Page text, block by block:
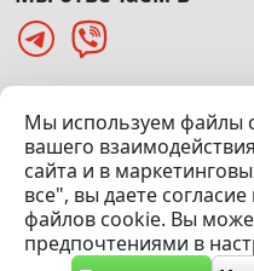
(Офис: 5 этаж | Осмотр
Посмотреть на карте
© 2020 — 2026 VION.BY —
192961100 |Эвакуатор
Мы используем файлы
вашего
сайта и в
все", вы даете
файлов cookie. Вы
предпочтениями в